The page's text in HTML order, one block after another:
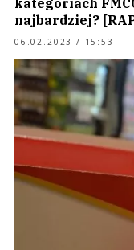
kategoriach
najbardziej?
06.02.2023 / 15:53